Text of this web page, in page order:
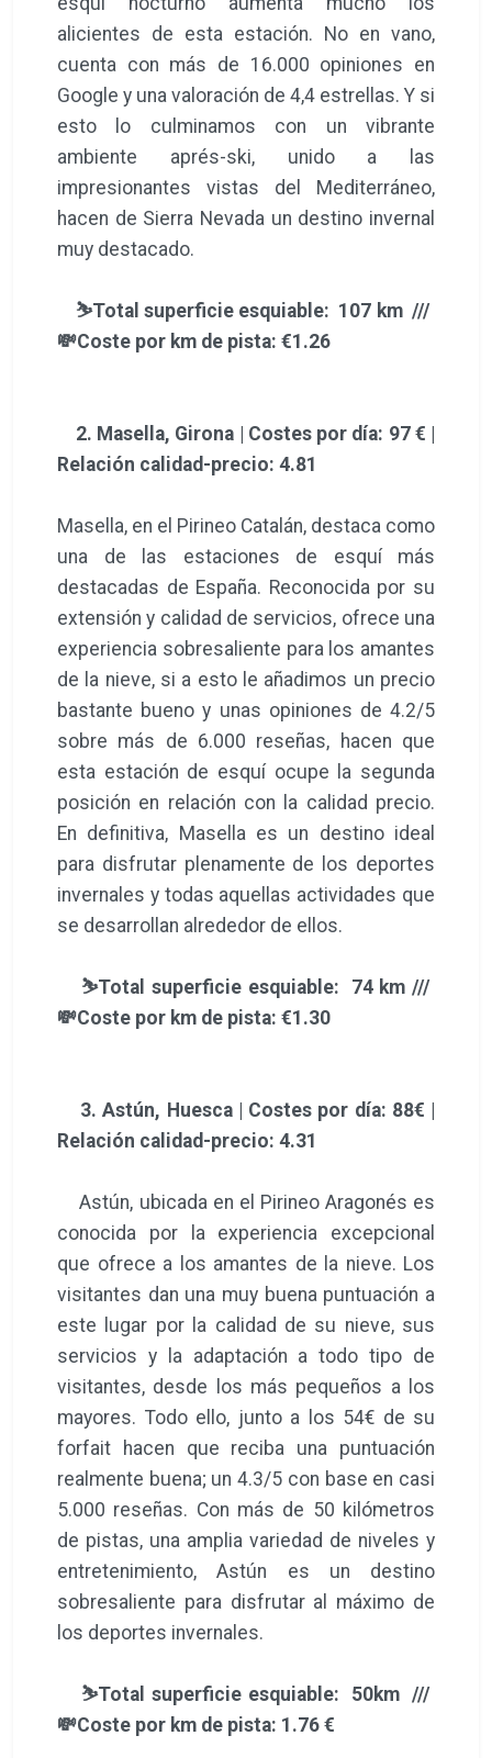
alicientes de esta estación. No en vano,
cuenta con más de 16.000 opiniones en
Google y una valoración de 4,4 estrellas. Y si
esto lo culminamos con un vibrante
ambiente aprés-ski, unido a las
impresionantes vistas del Mediterráneo,
hacen de Sierra Nevada un destino invernal
muy destacado.
⛷️Total superficie esquiable: 107 km ///
💸Coste por km de pista: €1.26
2. Masella, Girona | Costes por día: 97 € |
Relación calidad-precio: 4.81
Masella, en el Pirineo Catalán, destaca como
una de las estaciones de esquí más
destacadas de España. Reconocida por su
extensión y calidad de servicios, ofrece una
experiencia sobresaliente para los amantes
de la nieve, si a esto le añadimos un precio
bastante bueno y unas opiniones de 4.2/5
sobre más de 6.000 reseñas, hacen que
esta estación de esquí ocupe la segunda
posición en relación con la calidad precio.
En definitiva, Masella es un destino ideal
para disfrutar plenamente de los deportes
invernales y todas aquellas actividades que
se desarrollan alrededor de ellos.
⛷️Total superficie esquiable: 74 km ///
💸Coste por km de pista: €1.30
3. Astún, Huesca | Costes por día: 88€ |
Relación calidad-precio: 4.31
Astún, ubicada en el Pirineo Aragonés es
conocida por la experiencia excepcional
que ofrece a los amantes de la nieve. Los
visitantes dan una muy buena puntuación a
este lugar por la calidad de su nieve, sus
servicios y la adaptación a todo tipo de
visitantes, desde los más pequeños a los
mayores. Todo ello, junto a los 54€ de su
forfait hacen que reciba una puntuación
realmente buena; un 4.3/5 con base en casi
5.000 reseñas. Con más de 50 kilómetros
de pistas, una amplia variedad de niveles y
entretenimiento, Astún es un destino
sobresaliente para disfrutar al máximo de
los deportes invernales.
⛷️Total superficie esquiable: 50km ///
💸Coste por km de pista: 1.76 €